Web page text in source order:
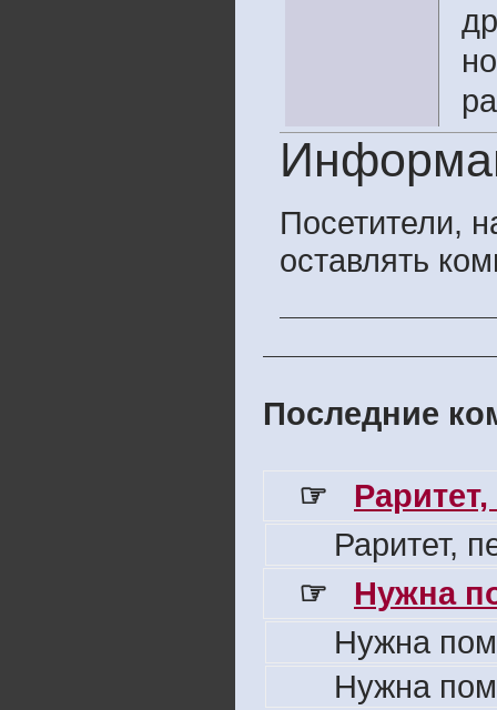
Посетители,
оставлять
Последние
☞
Раритет,
☞
Нужна
Нужна
Нужна